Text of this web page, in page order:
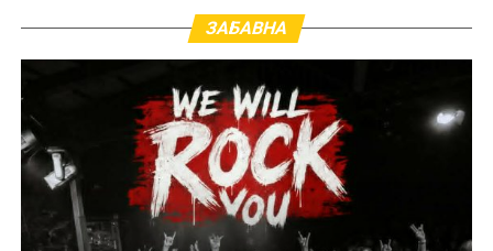
ЗАБАВНА